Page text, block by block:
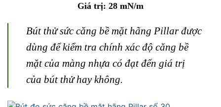
Giá trị: 28 mN/m
Bút thử sức căng bề mặt hãng Pillar được
dùng để kiểm tra chính xác độ căng bề
mặt của màng nhựa có đạt đến giá trị
của bút thử hay không.